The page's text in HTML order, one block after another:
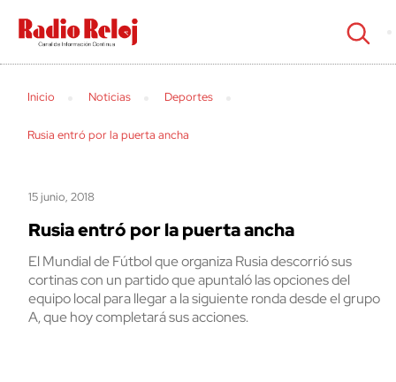
cerrar
Inicio Noticias Deportes
Rusia entró por la puerta ancha
15 junio, 2018
Rusia entró por la puerta ancha
El Mundial de Fútbol que organiza Rusia descorrió sus
cortinas con un partido que apuntaló las opciones del
equipo local para llegar a la siguiente ronda desde el grupo
A, que hoy completará sus acciones.